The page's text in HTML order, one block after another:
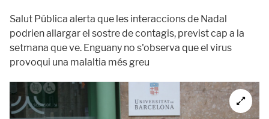
Salut Pública alerta que les interaccions de Nadal
podrien allargar el sostre de contagis, previst cap a la
setmana que ve. Enguany no s'observa que el virus
provoqui una malaltia més greu